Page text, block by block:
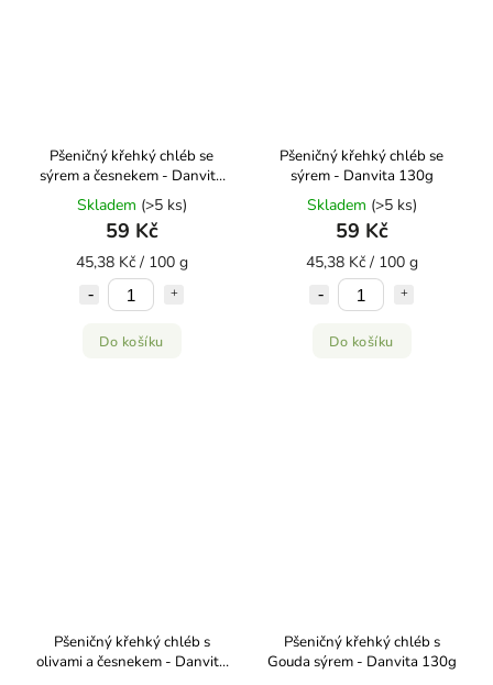
Pšeničný křehký chléb se
sýrem a česnekem - Danvita
130g
Skladem (>5 ks)
59 Kč
45,38 Kč / 100 g
Do košíku
Pšeničný křehký chléb se
sýrem - Danvita 130g
Skladem (>5 ks)
59 Kč
45,38 Kč / 100 g
Do košíku
Pšeničný křehký chléb s
olivami a česnekem - Danvita
Pšeničný křehký chléb s
Gouda sýrem - Danvita 130g